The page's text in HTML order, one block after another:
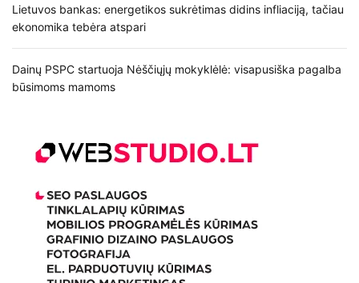
Lietuvos bankas: energetikos sukrėtimas didins infliaciją, tačiau
ekonomika tebėra atspari
Dainų PSPC startuoja Nėščiųjų mokyklėlė: visapusiška pagalba
būsimoms mamoms